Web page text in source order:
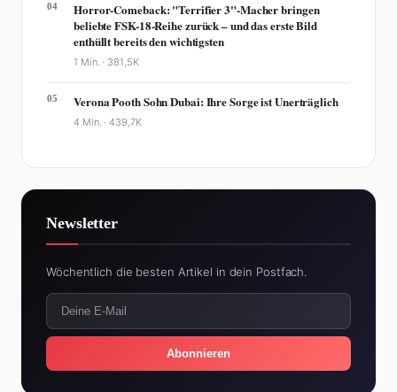
04
Horror-Comeback: "Terrifier 3"-Macher bringen
beliebte FSK-18-Reihe zurück – und das erste Bild
enthüllt bereits den wichtigsten
1 Min. · 381,5K
05 Verona Pooth Sohn Dubai: Ihre Sorge ist Unerträglich
4 Min. ·439,7K
Newsletter
Wöchentlich die besten Artikel in dein Postfach.
Abonnieren